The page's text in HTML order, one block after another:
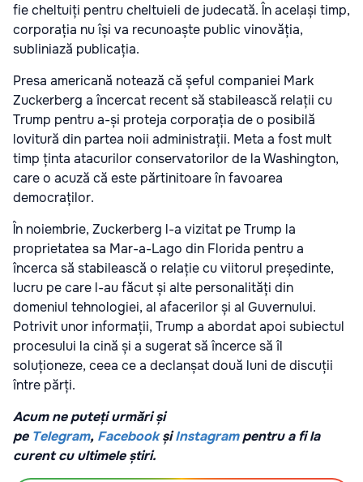
fie cheltuiți pentru cheltuieli de judecată. În același timp,
corporația nu își va recunoaște public vinovăția,
subliniază publicația.
Presa americană notează că șeful companiei Mark
Zuckerberg a încercat recent să stabilească relații cu
Trump pentru a-și proteja corporația de o posibilă
lovitură din partea noii administrații. Meta a fost mult
timp ținta atacurilor conservatorilor de la Washington,
care o acuză că este părtinitoare în favoarea
democraților.
În noiembrie, Zuckerberg l-a vizitat pe Trump la
proprietatea sa Mar-a-Lago din Florida pentru a
încerca să stabilească o relație cu viitorul președinte,
lucru pe care l-au făcut și alte personalități din
domeniul tehnologiei, al afacerilor și al Guvernului.
Potrivit unor informații, Trump a abordat apoi subiectul
procesului la cină și a sugerat să încerce să îl
soluționeze, ceea ce a declanșat două luni de discuții
între părți.
Acum ne puteți urmări și
pe Telegram, Facebook șiInstagrampentru a fi la
curent cu ultimele știri.